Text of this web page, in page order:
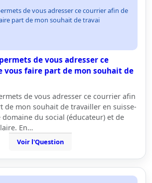
de vous adresser ce courrier afin de
part de mon souhait de travai
de vous adresser ce
vous faire part de mon souhait de
de vous adresser ce courrier afin
de mon souhait de travailler en suisse-
du social (éducateur) et de
En…
Voir l'Question